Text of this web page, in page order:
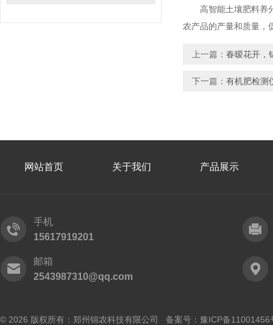
高智能土壤肥料养分
农产品的产量和质量，
上一篇： 春暧花开，
下一篇： 有机肥检测
网站首页 关于我们 产品展示
手机
15617919201
邮箱
2543987310@qq.com
© 2026 版权所有：郑州锦农科技有限公司 备案号： 豫ICP备11001456